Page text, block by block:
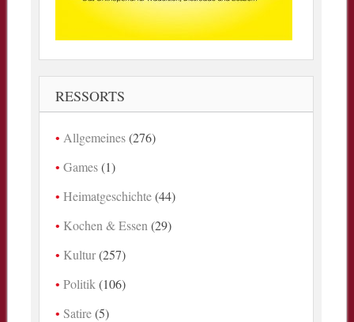
RESSORTS
Allgemeines(276)
Games(1)
Heimatgeschichte(44)
Kochen & Essen (29)
Kultur(257)
Politik (106)
Satire(5)